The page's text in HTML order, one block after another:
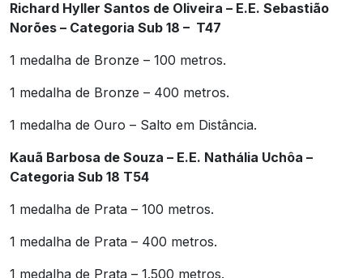
Richard Hyller Santos de Oliveira – E.E. Sebastião
Norões – Categoria Sub 18 – T47
1 medalha de Bronze – 100 metros.
1 medalha de Bronze – 400 metros.
1 medalha de Ouro – Salto em Distância.
Kauã Barbosa de Souza – E.E. Nathália Uchôa –
Categoria Sub 18 T54
1 medalha de Prata – 100 metros.
1 medalha de Prata – 400 metros.
1 medalha de Prata – 1.500 metros.